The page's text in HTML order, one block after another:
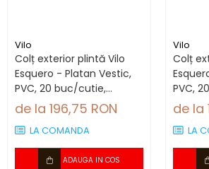
Vilo
Colț exterior plintă Vilo
Esquero - Platan Vestic,
PVC, 20 buc/cutie,
compatibil plintă 66.6
de la 196,75 RON
LA COMANDA
ADAUGA IN COS
Vilo
Colț
PVC,
de la
LA